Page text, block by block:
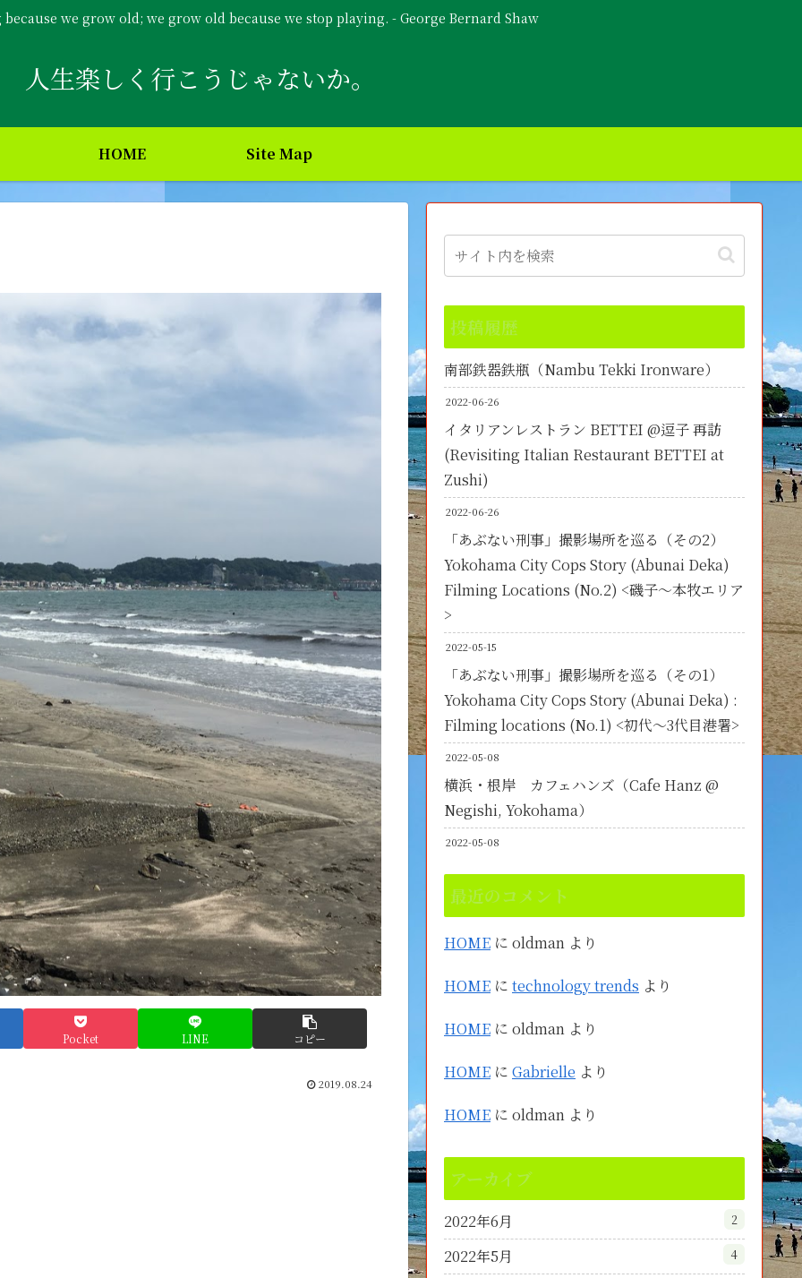
because we grow old; we grow old because we stop playing. - George Bernard Shaw
人生楽しく行こうじゃないか。
HOME Site Map
Pocket LINE コピー
2019.08.24
投稿履歴
南部鉄器鉄瓶（Nambu Tekki Ironware）
2022-06-26
イタリアンレストラン BETTEI @逗子 再訪
(Revisiting Italian Restaurant BETTEI at
Zushi)
2022-06-26
「あぶない刑事」撮影場所を巡る（その2）
Yokohama City Cops Story (Abunai Deka)
Filming Locations (No.2) <磯子～本牧エリア
>
2022-05-15
「あぶない刑事」撮影場所を巡る（その1）
Yokohama City Cops Story (Abunai Deka) :
Filming locations (No.1) <初代～3代目港署>
2022-05-08
横浜・根岸 カフェハンズ（Cafe Hanz @
Negishi, Yokohama）
2022-05-08
最近のコメント
HOME に oldman より
HOME に technology trends より
HOME に oldman より
HOME に Gabrielle より
HOME に oldman より
アーカイブ
2022年6月 2
2022年5月 4